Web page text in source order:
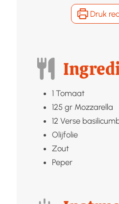
Druk
1 Tomaat
125 gr Mozzarella
12 Verse
Olijfolie
Zout
Peper